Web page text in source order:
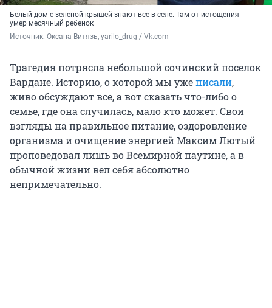
Белый дом с зеленой крышей знают все в селе. Там от истощения
умер месячный ребенок
Источник: Оксана Витязь, yarilo_drug / Vk.com
Трагедия потрясла небольшой сочинский поселок
Вардане. Историю, о которой мы ужеписали,
живо обсуждают все, а вот сказать что-либо о
семье, где она случилась, мало кто может. Свои
взгляды на правильное питание, оздоровление
организма и очищение энергией Максим Лютый
проповедовал лишь во Всемирной паутине, а в
обычной жизни вел себя абсолютно
непримечательно.